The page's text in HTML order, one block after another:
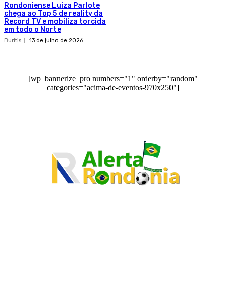
Rondoniense Luiza Parlote
chega ao Top 5 de reality da
Record TV e mobiliza torcida
em todo o Norte
Buritis 13 de julho de 2026
[wp_bannerize_pro numbers="1" orderby="random"
categories="acima-de-eventos-970x250"]